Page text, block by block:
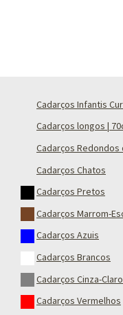
Cadarços Infantis
Cadarços longos |
Cadarços Redondos
Cadarços Chatos
Cadarços Pretos
Cadarços Marrom-
Cadarços Azuis
Cadarços Brancos
Cadarços Cinza-
Cadarços Vermelhos